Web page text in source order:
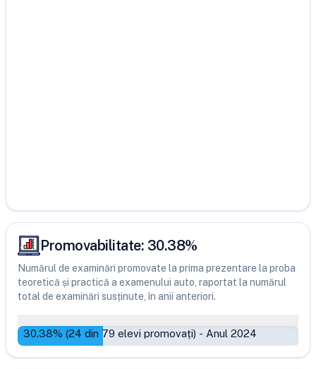
Promovabilitate: 30.38%
Numărul de examinări promovate la prima prezentare la proba
teoretică și practică a examenului auto, raportat la numărul
total de examinări susținute, în anii anteriori.
30.38% (24 din 79 elevi promovați) - Anul 2024